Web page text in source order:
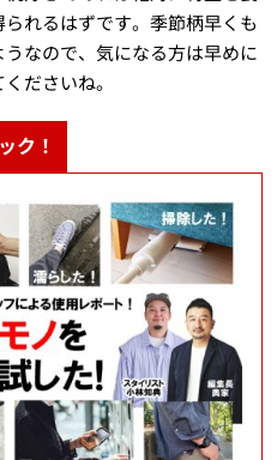
れるはずです。季節柄早くも
なので、気になる方は早めに
ださいね。
ク！